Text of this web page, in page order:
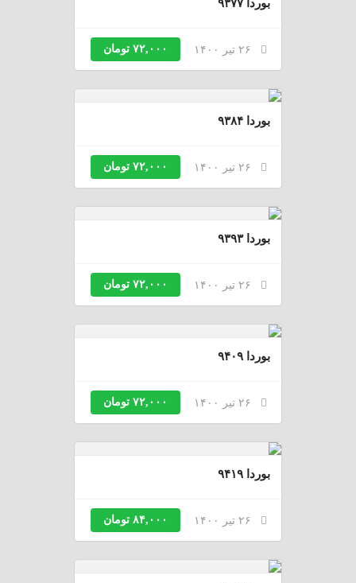
بوردا ۹۳۷۷
۷۲,۰۰۰ تومان
بوردا ۹۳۸۴
۷۲,۰۰۰ تومان
بوردا ۹۳۹۳
۷۲,۰۰۰ تومان
بوردا ۹۴۰۹
۷۲,۰۰۰ تومان
بوردا ۹۴۱۹
۸۴,۰۰۰ تومان